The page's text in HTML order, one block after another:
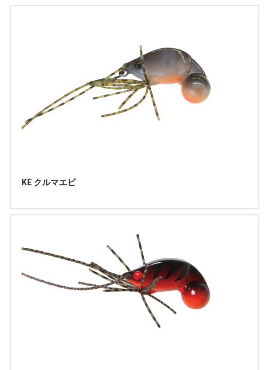
KE クルマエビ